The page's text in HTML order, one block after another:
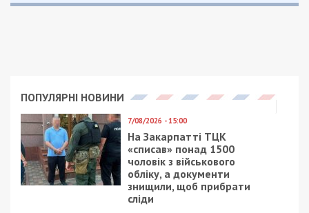
ПОПУЛЯРНІ НОВИНИ
7/08/2026 - 15:00
На Закарпатті ТЦК
«списав» понад 1500
чоловік з військового
обліку, а документи
знищили, щоб прибрати
сліди